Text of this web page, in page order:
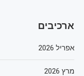
ארכיבים
אפריל 2026
מרץ 2026